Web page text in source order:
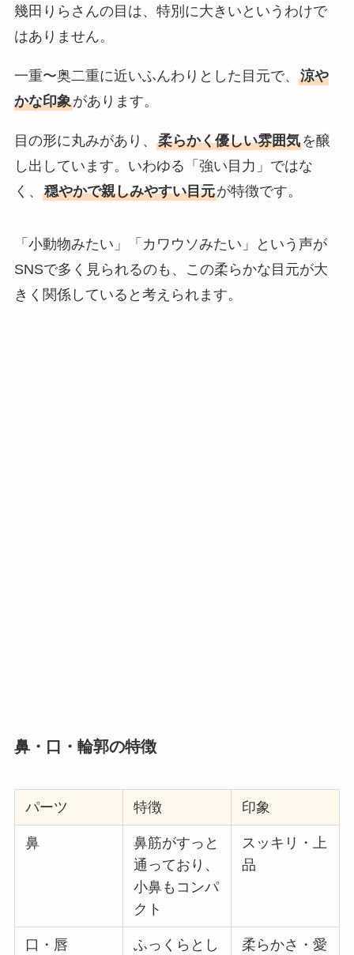
幾田りらさんの目は、特別に大きいというわけで
はありません。
一重〜奥二重に近いふんわりとした目元で、 涼や
かな印象があります。
目の形に丸みがあり、 柔らかく優しい雰囲気を醸
し出しています。いわゆる「強い目力」ではな
く、 穏やかで親しみやすい目元が特徴です。
「小動物みたい」「カワウソみたい」という声が
SNSで多く見られるのも、この柔らかな目元が大
きく関係していると考えられます。
鼻・口・輪郭の特徴
パーツ 特徴 印象
鼻
鼻筋がすっと
通っており、
小鼻もコンパ
クト
スッキリ・上
品
口・唇 ふっくらとし 柔らかさ・愛